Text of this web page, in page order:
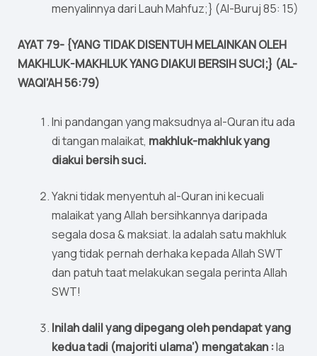
menyalinnya dari Lauh Mahfuz;} (Al-Buruj 85: 15)
AYAT 79- {YANG TIDAK DISENTUH MELAINKAN OLEH
MAKHLUK-MAKHLUK YANG DIAKUI BERSIH SUCI;} (AL-
WAQI’AH 56:79)
Ini pandangan yang maksudnya al-Quran itu ada
di tangan malaikat, makhluk-makhluk yang
diakui bersih suci.
Yakni tidak menyentuh al-Quran ini kecuali
malaikat yang Allah bersihkannya daripada
segala dosa & maksiat. Ia adalah satu makhluk
yang tidak pernah derhaka kepada Allah SWT
dan patuh taat melakukan segala perinta Allah
SWT!
Inilah dalil yang dipegang oleh pendapat yang
kedua tadi (majoriti ulama’) mengatakan :Ia